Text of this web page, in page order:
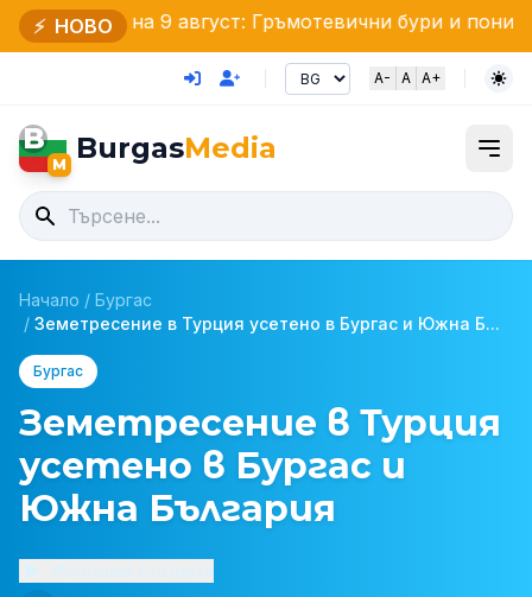
⚡ НОВО
на 9 август: Гръмотевични бури и понижение на
A- A A+
B
M BurgasMedia
Начало / Бургас
/ Земетресение в Турция усетено в Бургас и Южна Б...
Бургас
Земетресение в Турция
усетено в Бургас и
Южна България